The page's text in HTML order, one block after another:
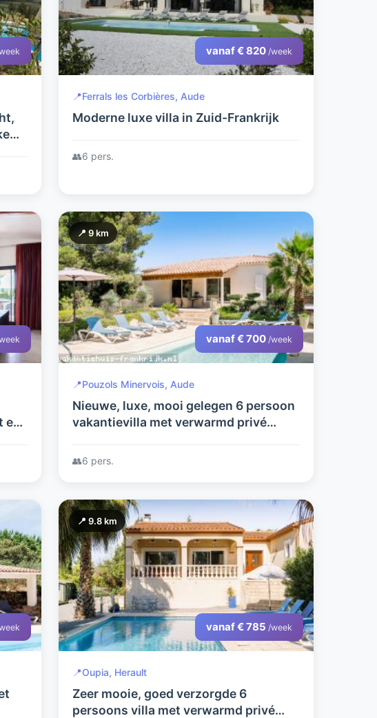
vanaf € 820 /week
📍Ferrals les Corbières, Aude
Moderne luxe villa in Zuid-Frankrijk
👥6 pers.
en
📍 9 km
vanaf € 700 /week
📍Pouzols Minervois, Aude
Nieuwe, luxe, mooi gelegen 6 persoon
vakantievilla met verwarmd privé
👥6 pers.
📍 9.8 km
vanaf € 785 /week
📍Oupia, Herault
Zeer mooie, goed verzorgde 6
persoons villa met verwarmd privé